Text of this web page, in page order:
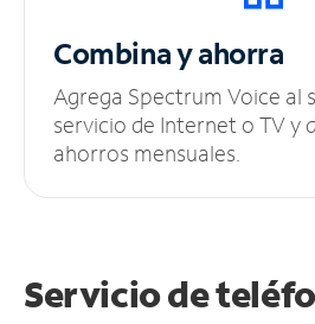
Combina y ahorra
Agrega Spectrum Voice al
servicio de Internet o TV y
ahorros mensuales.
Servicio de